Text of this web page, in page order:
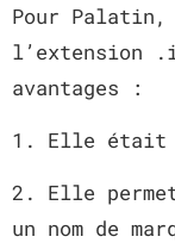
Pour Palatin,
l’extension
avantages :
1. Elle
2. Elle
un nom de